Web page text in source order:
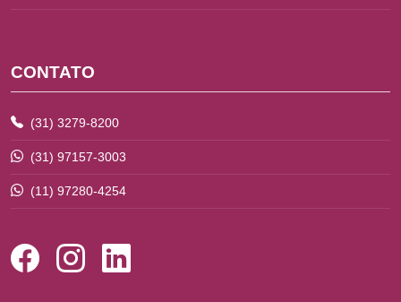
CONTATO
(31) 3279-8200
(31) 97157-3003
(11) 97280-4254